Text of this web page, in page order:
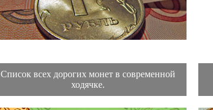
Список всех дорогих монет в современной
ходячке.